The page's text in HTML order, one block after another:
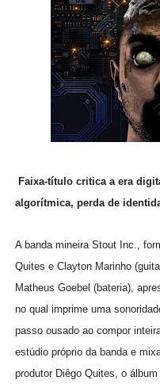
Faixa-título critica a era
algorítmica, perda de
A banda mineira Stout Inc.,
Quites e Clayton Marinho
Matheus Goebel (bateria),
no qual imprime uma
passo ousado ao compor
estúdio próprio da banda e
produtor Diêgo Quites, o